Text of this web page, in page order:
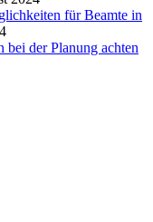
für Beamte in
bei der Planung achten